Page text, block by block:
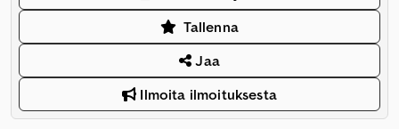
Tallenna
Jaa
Ilmoita ilmoituksesta